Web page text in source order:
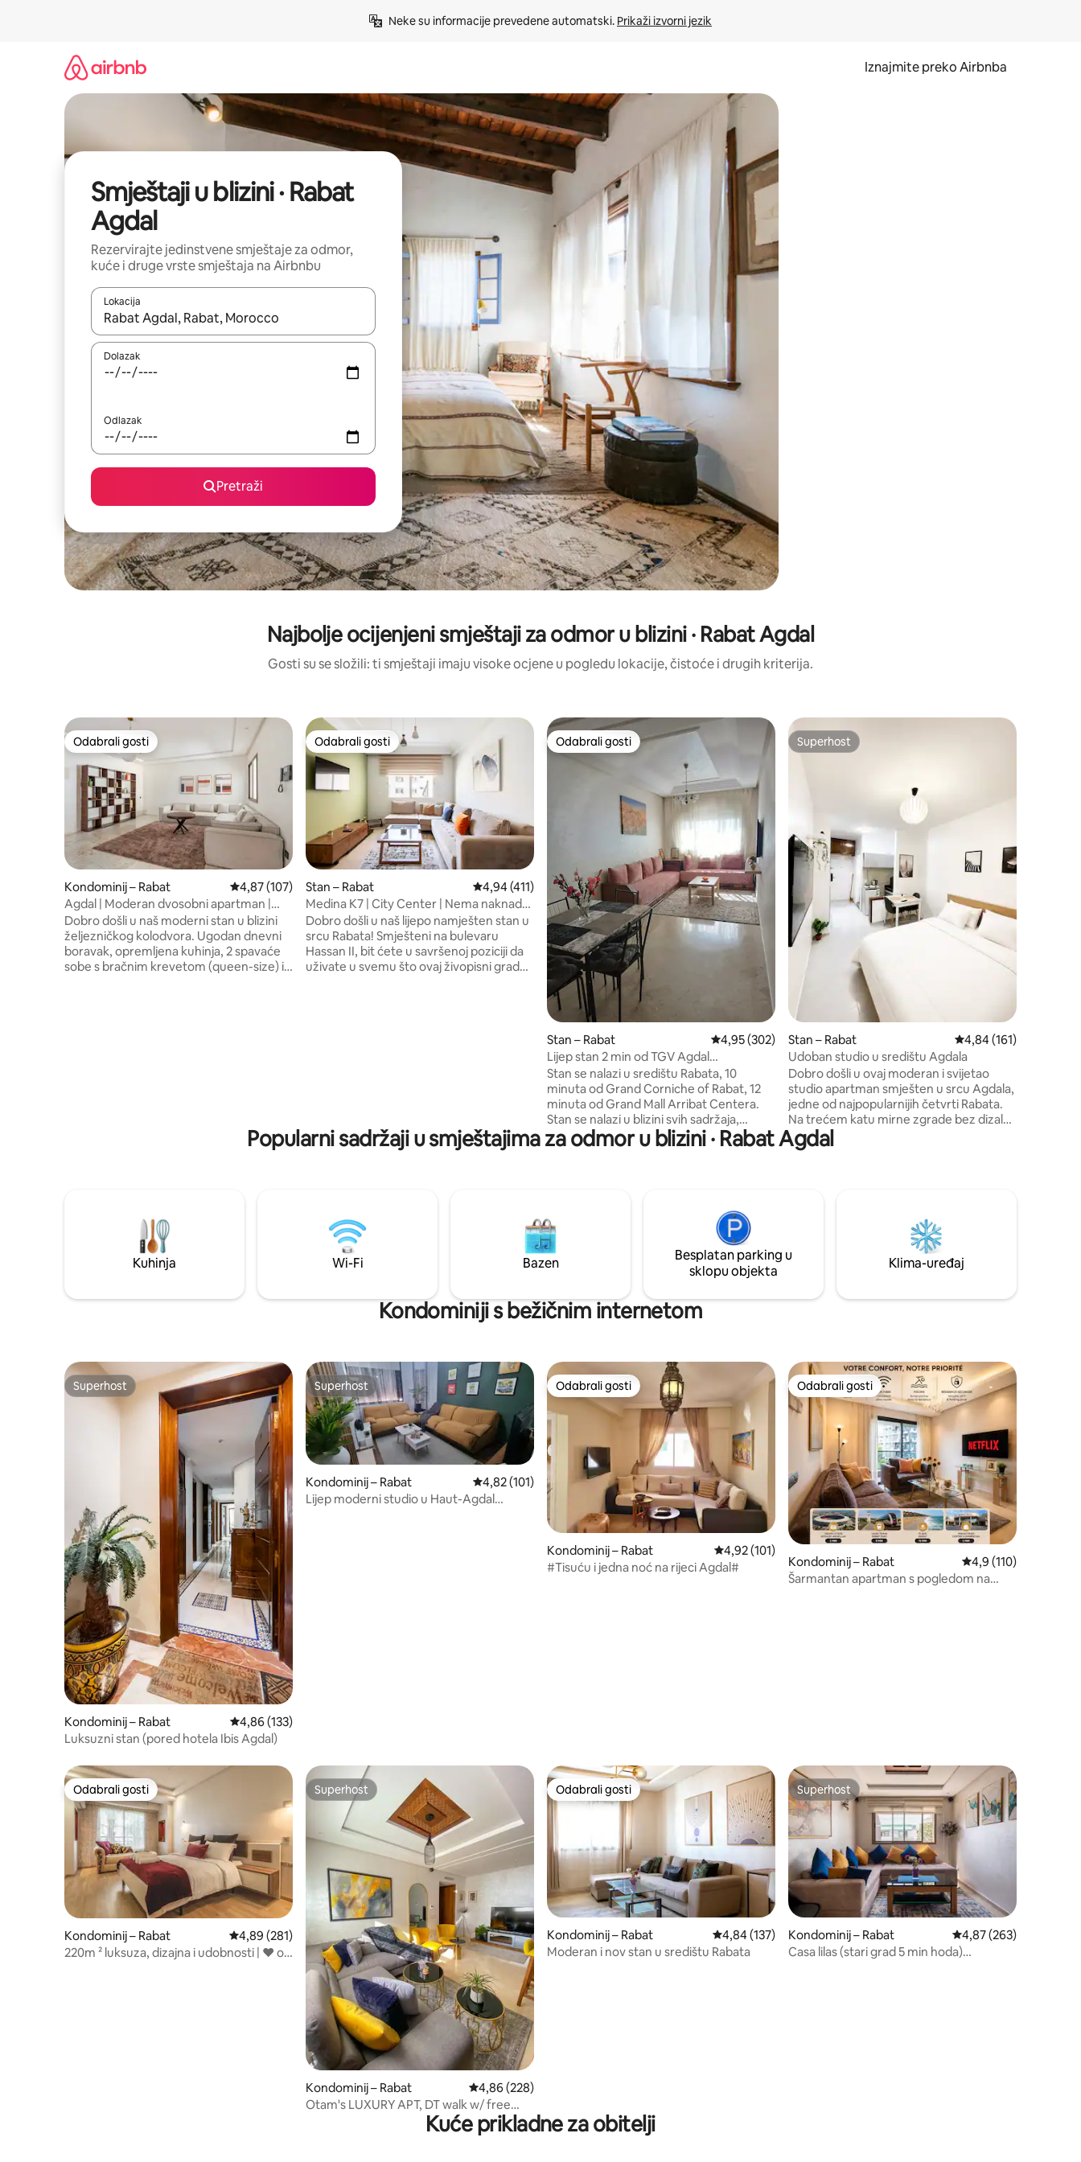
Neke su informacije prevedene automatski. Prikaži izvorni jezik
Iznajmite preko Airbnba
Smještaji u blizini · Rabat
Agdal
Rezervirajte jedinstvene smještaje za odmor,
kuće i druge vrste smještaja na Airbnbu
Lokacija
Kada budu dostupni rezultati, moći ćete ih pregledati koristeći se strelicama prema gore i prema dolje, kao i dodirom ili prelaskom prstom po zaslonu.
Dolazak
Odlazak
Pretraži
Najbolje ocijenjeni smještaji za odmor u blizini · Rabat Agdal
Gosti su se složili: ti smještaji imaju visoke ocjene u pogledu lokacije, čistoće i drugih kriterija.
Odabrali gosti
Odabrali gosti
Kondominij – Rabat Prosječna ocjena: 4,87/5, recenzija: 107
4,87 (107)
Agdal | Moderan dvosobni apartman |
4 min do željezničkog kolodvora |
Parkiralište
Dobro došli u naš moderni stan u blizini
željezničkog kolodvora. Ugodan dnevni
boravak, opremljena kuhinja, 2 spavaće
sobe s bračnim krevetom (queen-size) i
Odabrali gosti
Odabrali gosti
Stan – Rabat Prosječna ocjena: 4,94/5, recenzija: 411
4,94 (411)
Medina K7 | City Center | Nema naknada
za usluge Airbnba
Dobro došli u naš lijepo namješten stan u
srcu Rabata! Smješteni na bulevaru
Hassan II, bit ćete u savršenoj poziciji da
uživate u svemu što ovaj živopisni grad
Odabrali gosti
Odabrali gosti
Stan – Rabat Prosječna ocjena: 4,95/5, recenzija: 302
4,95 (302)
Lijep stan 2 min od TGV Agdal
željezničkog kolodvora
Stan se nalazi u središtu Rabata, 10
minuta od Grand Corniche of Rabat, 12
minuta od Grand Mall Arribat Centera.
Stan se nalazi u blizini svih sadržaja,
nekoliko metara od postaje Rabat Agdal i
trgovačkog centra ( Starbucks,
antičke Medine, 4,6 km od Kasbaha
Oudayasa, 5 km od tornja Hassan, 6 km
od marine Bouregreg i 6,6 km od
zoološkog vrta Rabat.
Superhost
Superhost
Stan – Rabat Prosječna ocjena:
4,84 (161)
Udoban studio u središtu Agdala
Dobro došli u ovaj moderan i svijetao
studio apartman smješten u srcu Agdala,
jedne od najpopularnijih četvrti Rabata.
Na trećem katu mirne zgrade bez dizala
bit ćete u neposrednoj blizini svih
sadržaja: tramvaja, trgovačkog centra,
potpunosti uživali u Rabatu, a sve što
vam je potrebno nalazi se nadohvat ruke.
Popularni sadržaji u smještajima za odmor u blizini · Rabat Agdal
Kuhinja Wi-Fi Bazen
Besplatan parking u
sklopu objekta
Klima-uređaj
Kondominiji s bežičnim internetom
Superhost
Superhost
Kondominij – Rabat Prosječna ocjena: 4,86/5, recenzija: 133
4,86 (133)
Luksuzni stan (pored hotela Ibis Agdal)
Superhost
Superhost
Kondominij – Rabat Prosječna ocjena: 4,82/5, recenzija: 101
4,82 (101)
Lijep moderni studio u Haut-Agdal
Odabrali gosti
Odabrali gosti
Kondominij – Rabat Prosječna ocjena: 4,92/5, recenzija: 101
4,92 (101)
#Tisuću i jedna noć na rijeci Agdal#
Odabrali gosti
Odabrali gosti
Kondominij – Rabat Prosječna ocjena:
4,9 (110)
Šarmantan apartman s pogledom na
Odabrali gosti
Odabrali gosti
Kondominij – Rabat Prosječna ocjena: 4,89/5, recenzija: 281
4,89 (281)
220m ² luksuza, dizajna i udobnosti | ♥ ️of
Superhost
Superhost
Kondominij – Rabat Prosječna ocjena: 4,86/5, recenzija: 228
4,86 (228)
Otam's LUXURY APT, DT walk w/ free
Odabrali gosti
Odabrali gosti
Kondominij – Rabat Prosječna ocjena: 4,84/5, recenzija: 137
4,84 (137)
Moderan i nov stan u središtu Rabata
Superhost
Superhost
Kondominij – Rabat Prosječna ocjena:
4,87 (263)
Casa lilas (stari grad 5 min hoda)
Kuće prikladne za obitelji